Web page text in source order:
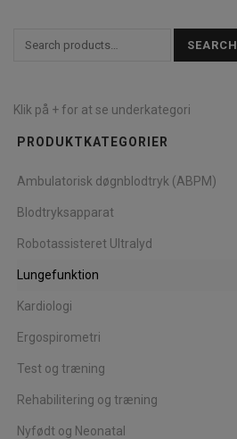
SEARCH
Klik på + for at se underkategori
PRODUKTKATEGORIER
Ambulatorisk døgnblodtryk (ABPM)
Blodtryksapparat
Robotassisteret Ultralyd
Lungefunktion
Kardiologi
Ergospirometri
Test og træning
Rehabilitering og træning
Nyfødt og Neonatal